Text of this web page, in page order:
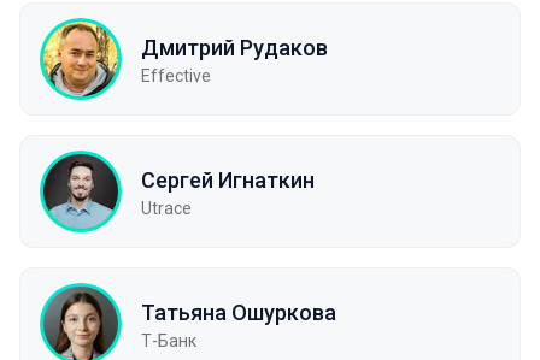
Дмитрий Рудаков
Effective
Сергей Игнаткин
Utrace
Татьяна Ошуркова
Т-Банк